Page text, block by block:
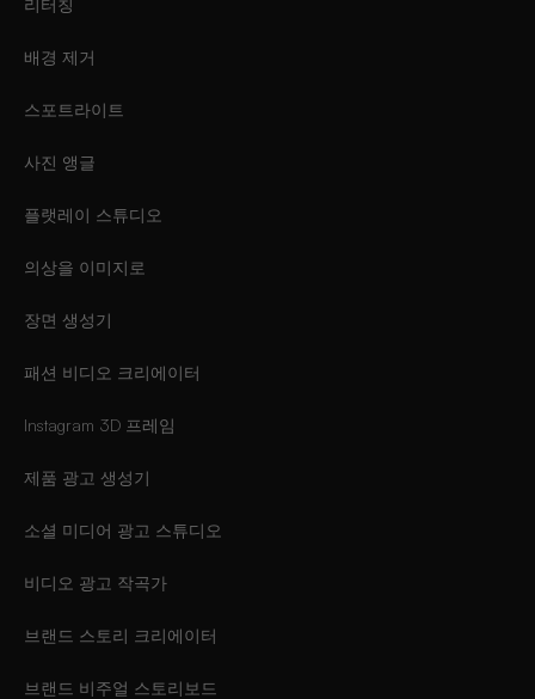
배경 제거
스포트라이트
사진 앵글
플랫레이 스튜디오
의상을 이미지로
장면 생성기
패션 비디오 크리에이터
Instagram 3D 프레임
제품 광고 생성기
소셜 미디어 광고 스튜디오
비디오 광고 작곡가
브랜드 스토리 크리에이터
브랜드 비주얼 스토리보드